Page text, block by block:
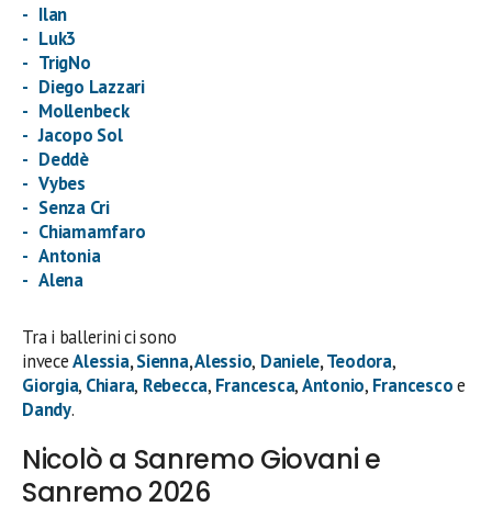
Ilan
Luk3
TrigNo
Diego Lazzari
Mollenbeck
Jacopo Sol
Deddè
Vybes
Senza Cri
Chiamamfaro
Antonia
Alena
Tra i ballerini ci sono
inveceAlessia,Sienna,Alessio, Daniele,Teodora,
Giorgia, Chiara, Rebecca, Francesca,Antonio, Francescoe
Dandy.
Nicolò a Sanremo Giovani e
Sanremo 2026